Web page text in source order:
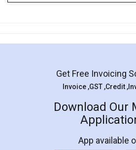
Get Free Invoicing
Invoice ,GST ,Credit
Download Our
App available